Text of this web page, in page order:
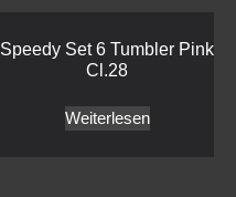
Speedy Set 6 Tumbler Pink
Cl.28
Weiterlesen